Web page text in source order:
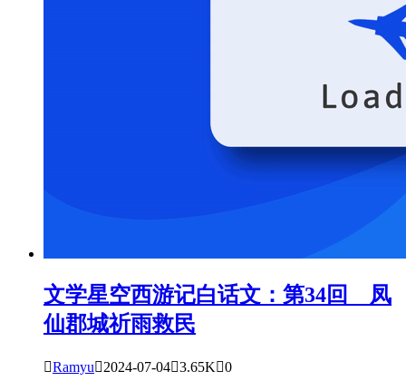
文学星空西游记白话文：第34回 凤
仙郡城祈雨救民
Ramyu2024-07-043.65K0